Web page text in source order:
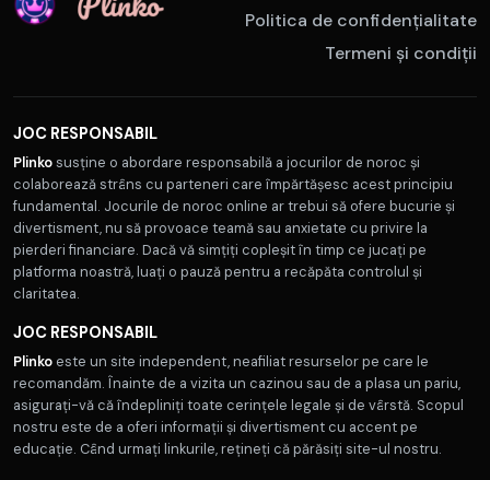
Politica de confidențialitate
Termeni și condiții
JOC RESPONSABIL
Plinkosusține o abordare responsabilă a jocurilor de noroc și
colaborează strâns cu parteneri care împărtășesc acest principiu
fundamental. Jocurile de noroc online ar trebui să ofere bucurie și
divertisment, nu să provoace teamă sau anxietate cu privire la
pierderi financiare. Dacă vă simțiți copleșit în timp ce jucați pe
platforma noastră, luați o pauză pentru a recăpăta controlul și
claritatea.
JOC RESPONSABIL
Plinko este un site independent, neafiliat resurselor pe care le
recomandăm. Înainte de a vizita un cazinou sau de a plasa un pariu,
asigurați-vă că îndepliniți toate cerințele legale și de vârstă. Scopul
nostru este de a oferi informații și divertisment cu accent pe
educație. Când urmați linkurile, rețineți că părăsiți site-ul nostru.